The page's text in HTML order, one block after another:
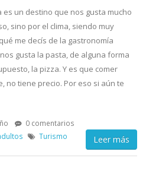
es un destino que nos gusta mucho
sino por el clima, siendo muy
me decís de la gastronomía
gusta la pasta, de alguna forma
la pizza. Y es que comer
no tiene precio. Por eso si aún te
0 comentarios
Turismo Leer más